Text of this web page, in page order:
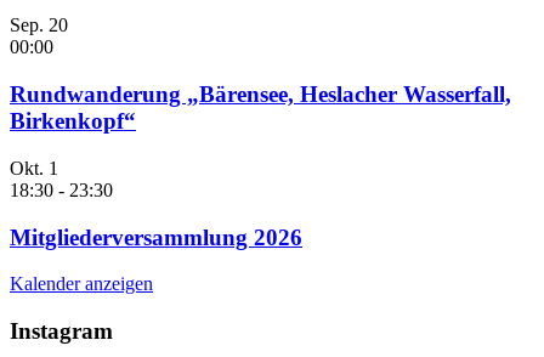
Sep. 20
00:00
Rundwanderung „Bärensee, Heslacher Wasserfall,
Birkenkopf“
Okt. 1
18:30 - 23:30
Mitgliederversammlung 2026
Kalender anzeigen
Instagram